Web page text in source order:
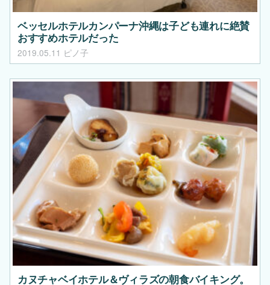
ベッセルホテルカンパーナ沖縄は子ども連れに絶賛
おすすめホテルだった
2019.05.11 ピノ子
カヌチャベイホテル＆ヴィラズの朝食バイキング。